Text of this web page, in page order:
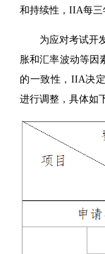
和持续性，IIA每三
为应对考试开
胀和汇率波动等因
的一致性，IIA决
进行调整，具体如